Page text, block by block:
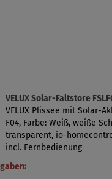
VELUX Solar-Faltstore
VELUX Plissee mit Solar-
F04, Farbe: Weiß, weiße
transparent, io-
incl. Fernbedienung